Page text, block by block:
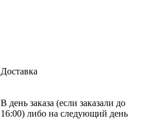
Доставка
В день заказа (если заказали до
16:00) либо на следующий день